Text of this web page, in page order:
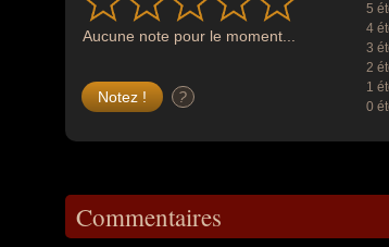
Aucune note pour le moment...
?
5
4
3
2
1
0
Commentaires